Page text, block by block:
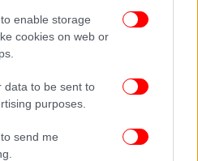
enable storage
cookies on web or
data to be sent to
purposes.
send me
προϋποθέσεις, με αυτές
τα εντός σχεδίου